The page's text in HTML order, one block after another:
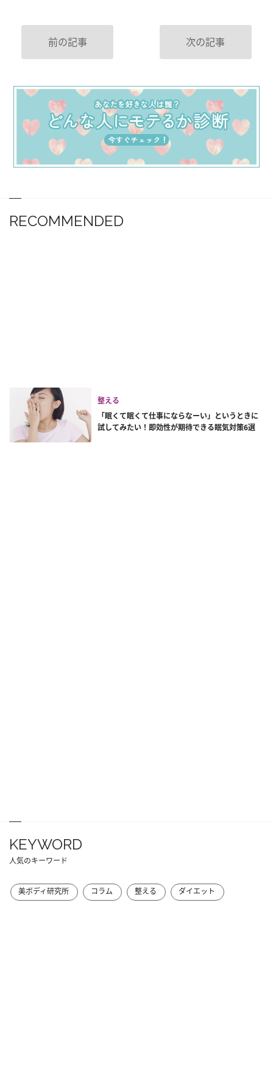
前の記事 次の記事
RECOMMENDED
整える
「眠くて眠くて仕事にならなーい」というときに
試してみたい！即効性が期待できる眠気対策6選
KEYWORD
人気のキーワード
美ボディ研究所 コラム 整える ダイエット